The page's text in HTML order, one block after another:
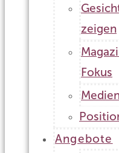
zeigen
Fokus
Angebote